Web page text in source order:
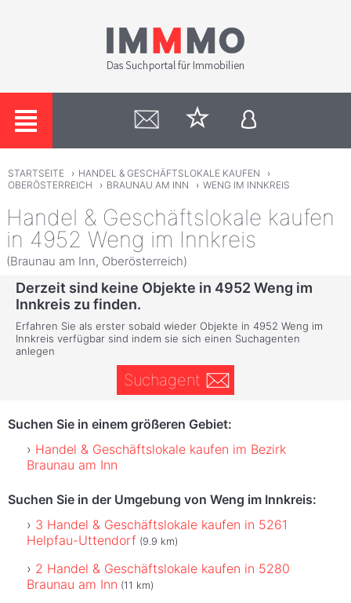
STARTSEITE › HANDEL & GESCHÄFTSLOKALE KAUFEN
›
OBERÖSTERREICH
› BRAUNAU AM INN › WENG IM INNKREIS
Handel & Geschäftslokale kaufen
in 4952 Weng im Innkreis
(Braunau am Inn, Oberösterreich)
Derzeit sind keine Objekte in 4952 Weng im
Innkreis zu finden.
Erfahren Sie als erster sobald wieder Objekte in 4952 Weng im
Innkreis verfügbar sind indem sie sich einen Suchagenten
anlegen
Suchagent
Suchen Sie in einem größeren Gebiet:
Handel & Geschäftslokale kaufen im Bezirk
Braunau am Inn
Suchen Sie in der Umgebung von Weng im Innkreis:
3 Handel & Geschäftslokale kaufen in 5261
Helpfau-Uttendorf (9.9 km)
2 Handel & Geschäftslokale kaufen in 5280
Braunau am Inn (11 km)